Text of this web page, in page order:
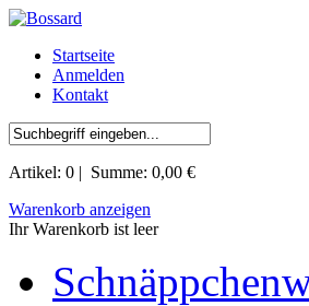
Startseite
Anmelden
Kontakt
Artikel: 0 | Summe: 0,00 €
Warenkorb anzeigen
Ihr Warenkorb ist leer